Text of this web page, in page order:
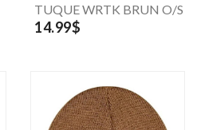
TUQUE WRTK BRUN O/S
14.99$